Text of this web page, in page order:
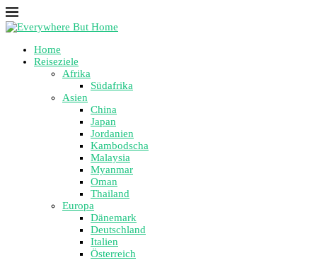
Home
Reiseziele
Afrika
Südafrika
Asien
China
Japan
Jordanien
Kambodscha
Malaysia
Myanmar
Oman
Thailand
Europa
Dänemark
Deutschland
Italien
Österreich